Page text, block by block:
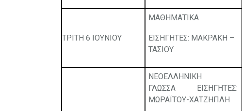
ΤΡΙΤΗ 6 ΙΟΥΝΙΟΥ
ΜΑΘΗΜΑΤΙΚΑ
ΕΙΣΗΓΗΤΕΣ: ΜΑΚΡΑΚΗ –
ΤΑΣΙΟΥ
ΝΕΟΕΛΛΗΝΙΚΗ
ΓΛΩΣΣΑ ΕΙΣΗΓΗΤΕΣ:
ΜΩΡΑΪΤΟΥ-ΧΑΤΖΗΠΛΗ